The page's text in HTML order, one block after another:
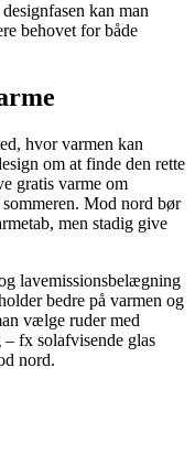
kan man
behovet for både
hvor varmen kan
om at finde den rette
gratis varme om
Mod nord bør
men stadig give
lavemissionsbelægning
bedre på varmen og
vælge ruder med
fx solafvisende glas
nord.